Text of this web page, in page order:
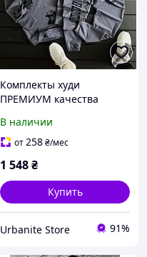
Комплекты худи
ПРЕМИУМ качества
В наличии
от258₴/мес
1 548₴
Купить
Urbanite Store 91%